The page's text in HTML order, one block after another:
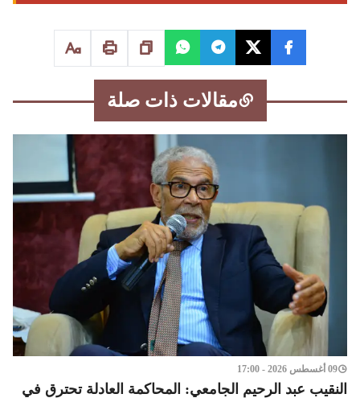
مقالات ذات صلة
09 أغسطس 2026 - 17:00
النقيب عبد الرحيم الجامعي: المحاكمة العادلة تحترق في